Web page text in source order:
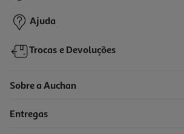
-10%
Ajuda
Trocas e Devoluções
Sobre a Auchan
Entregas